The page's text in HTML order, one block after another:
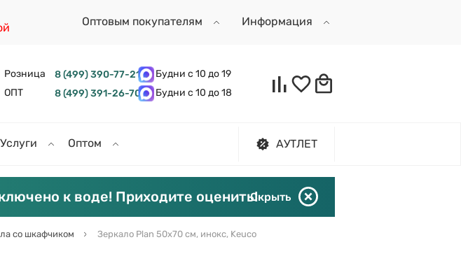
Оптовым покупателям Информация
Розница 8 (499) 390-77-21
Будни с 10 до 19
ОПТ
8 (499) 391-26-70 Будни с 10 до 18
Услуги Оптом АУТЛЕТ
к воде! Приходите оценить!Скрыть
со шкафчиком Зеркало Plan 50х70 см, инокс, Keuco